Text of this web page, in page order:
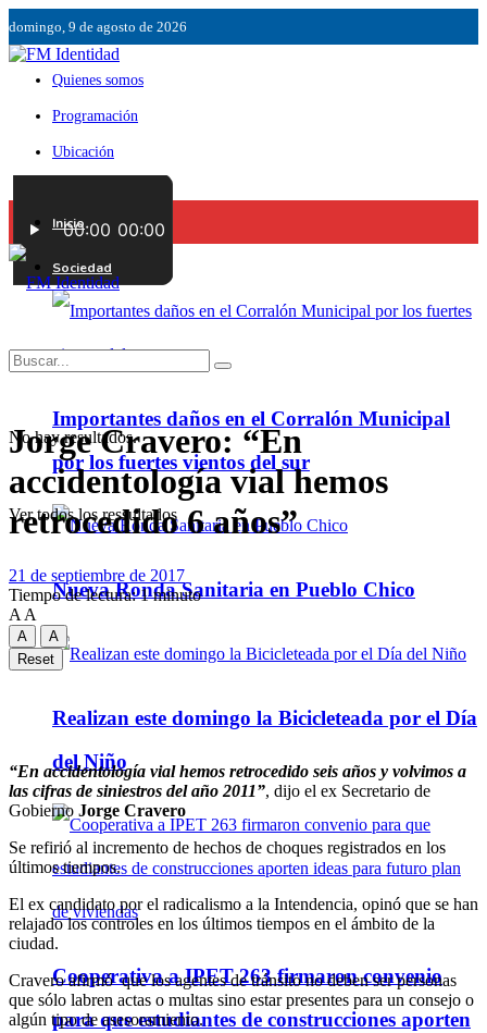
domingo, 9 de agosto de 2026
Quienes somos
Programación
Ubicación
Contáctenos
Inicio
Sociedad
Importantes daños en el Corralón Municipal
por los fuertes vientos del sur
Nueva Ronda Sanitaria en Pueblo Chico
Realizan este domingo la Bicicleteada por el Día
del Niño
Cooperativa a IPET 263 firmaron convenio
para que estudiantes de construcciones aporten
No hay resultados.
Ver todos los ressultados
Jorge Cravero: “En
accidentología vial hemos
retrocedido 6 años”
21 de septiembre de 2017
Tiempo de lectura: 1 minuto
A A
A
A
Reset
“En accidentología vial hemos retrocedido seis años y volvimos a
las cifras de siniestros del año 2011”, dijo el ex Secretario de
Gobierno Jorge Cravero
Se refirió al incremento de hechos de choques registrados en los
últimos tiempos.
El ex candidato por el radicalismo a la Intendencia, opinó que se han
relajado los controles en los últimos tiempos en el ámbito de la
ciudad.
Cravero afirmó que los agentes de tránsito no deben ser personas
que sólo labren actas o multas sino estar presentes para un consejo o
algún tipo de asesoramiento.